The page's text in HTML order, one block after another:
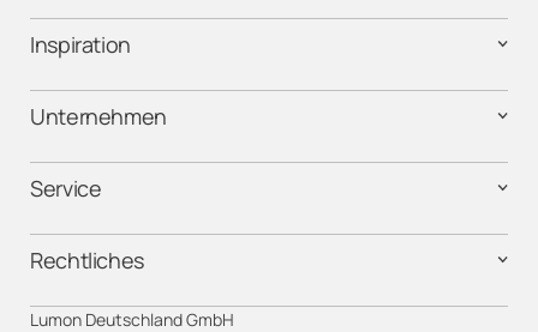
Inspiration
Unternehmen
Service
Rechtliches
Lumon Deutschland GmbH